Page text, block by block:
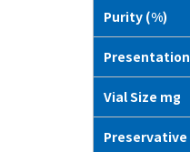
Purity (%)
Presentation
Vial Size mg
Preservative